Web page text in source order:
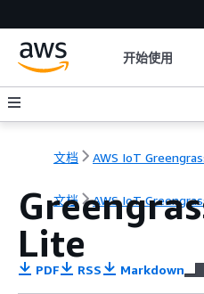
开始使用
文档 AWS IoT
文档 AWS IoT
Lite
PDF RSS Markdown